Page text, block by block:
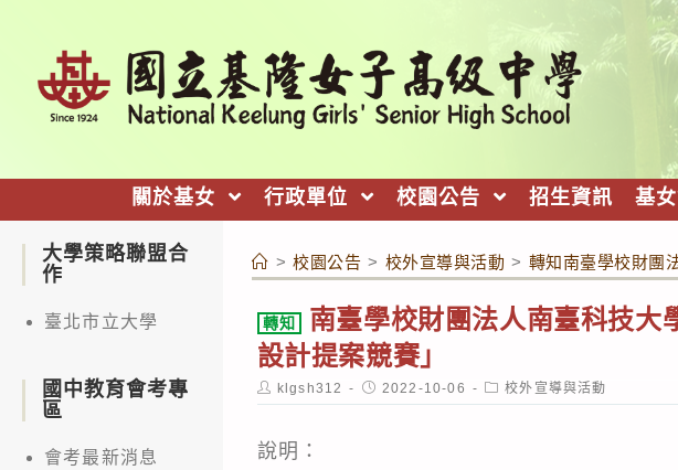
關於基女 行政單位 校園公告 招生資訊 基
> 校園公告 > 校外宣導與活動 > 轉知南臺學校財團
轉知
南臺學校財團法人南臺科技大
設計提案競賽」
Post
author:
klgsh312
Post
published:
2022-10-06
Post
category:
校外宣導與活動
說明：
大學策略聯盟合
作
臺北市立大學
國中教育會考專
區
會考最新消息